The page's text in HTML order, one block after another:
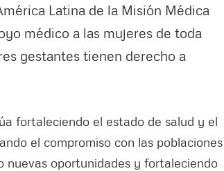
Latina de la Misión Médica
médico a las mujeres de toda
gestantes tienen derecho a
fortaleciendo el estado de salud y el
el compromiso con las poblaciones
nuevas oportunidades y fortaleciendo